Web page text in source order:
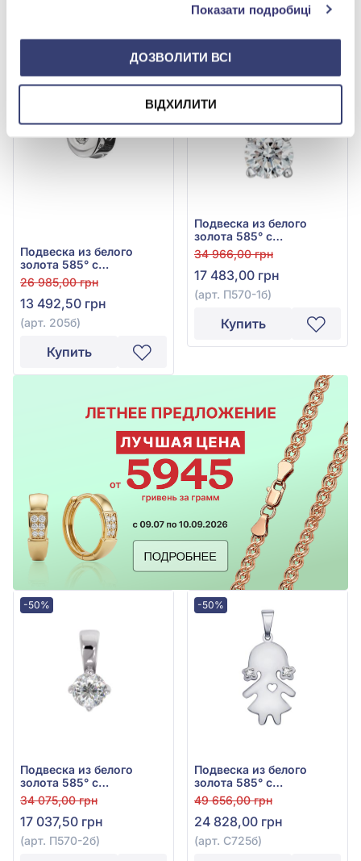
Показати подробиці
ДОЗВОЛИТИ ВСІ
ВІДХИЛИТИ
Купить
Подвеска из белого
золота 585° с
бриллиантом 0,1ct, арт.
205б
26 985,00 грн
13 492,50 грн
(арт. 205б)
Купить
-50%
Подвеска из белого
золота 585° с
бриллиантом 0,16ct, арт.
П570-1б
34 966,00 грн
17 483,00 грн
(арт. П570-1б)
Купить
-50%
Подвеска из белого
золота 585° с
бриллиантом 0,17ct, арт.
П570-2б
34 075,00 грн
17 037,50 грн
(арт. П570-2б)
-50%
Подвеска из белого
золота 585° с
бриллиантом 0,062ct,
арт. С725б
49 656,00 грн
24 828,00 грн
(арт. С725б)